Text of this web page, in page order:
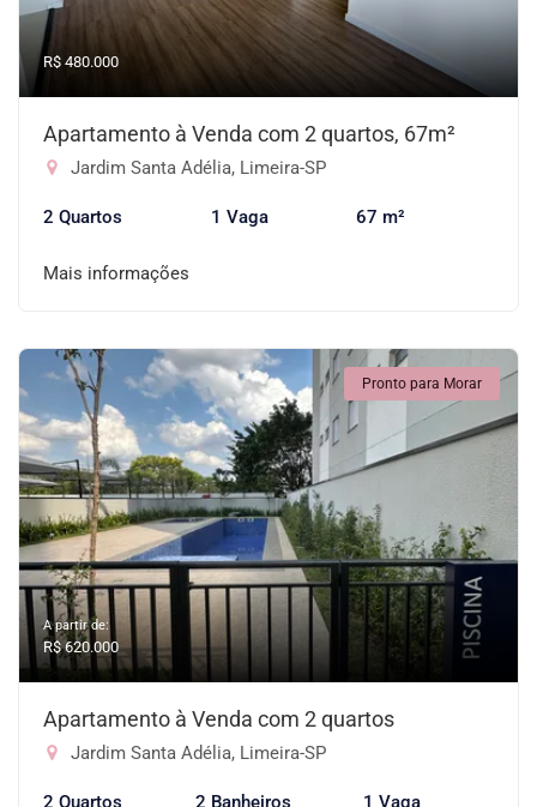
R$ 480.000
Apartamento à Venda com 2 quartos, 67m²
Jardim Santa Adélia, Limeira-SP
2 Quartos 1 Vaga 67 m²
Mais informações
Pronto para Morar
A partir de:
R$ 620.000
Apartamento à Venda com 2 quartos
Jardim Santa Adélia, Limeira-SP
2 Quartos 2 Banheiros 1 Vaga